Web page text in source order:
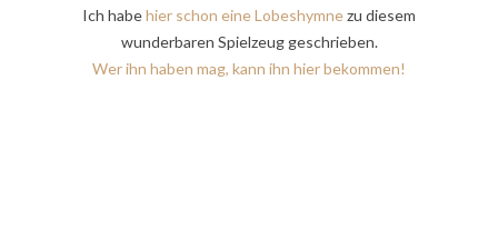
Ich habehier schon eine Lobeshymnezu diesem
wunderbaren Spielzeug geschrieben.
Wer ihn haben mag, kann ihn hier bekommen!